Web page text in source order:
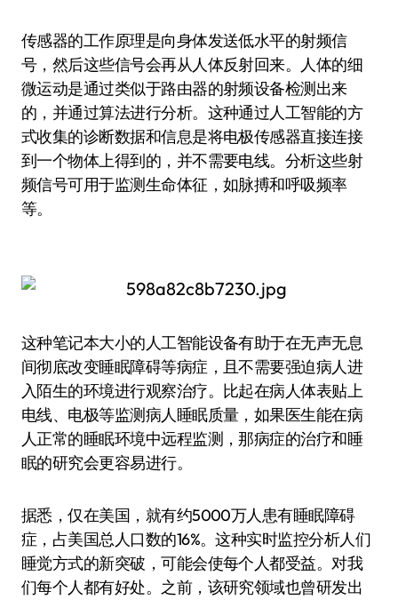
传感器的工作原理是向身体发送低水平的射频信
号，然后这些信号会再从人体反射回来。人体的细
微运动是通过类似于路由器的射频设备检测出来
的，并通过算法进行分析。这种通过人工智能的方
式收集的诊断数据和信息是将电极传感器直接连接
到一个物体上得到的，并不需要电线。分析这些射
频信号可用于监测生命体征，如脉搏和呼吸频率
等。
这种笔记本大小的人工智能设备有助于在无声无息
间彻底改变睡眠障碍等病症，且不需要强迫病人进
入陌生的环境进行观察治疗。比起在病人体表贴上
电线、电极等监测病人睡眠质量，如果医生能在病
人正常的睡眠环境中远程监测，那病症的治疗和睡
眠的研究会更容易进行。
据悉，仅在美国，就有约5000万人患有睡眠障碍
症，占美国总人口数的16%。这种实时监控分析人们
睡觉方式的新突破，可能会使每个人都受益。对我
们每个人都有好处。之前，该研究领域也曾研发出